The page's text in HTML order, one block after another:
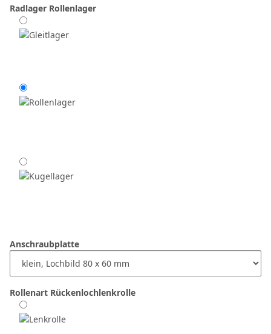
Radlager Rollenlager
Anschraubplatte
Rollenart Rückenlochlenkrolle